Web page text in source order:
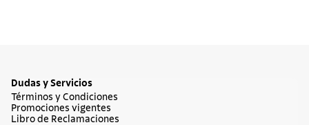
Dudas y Servicios
Términos y Condiciones
Promociones vigentes
Libro de Reclamaciones